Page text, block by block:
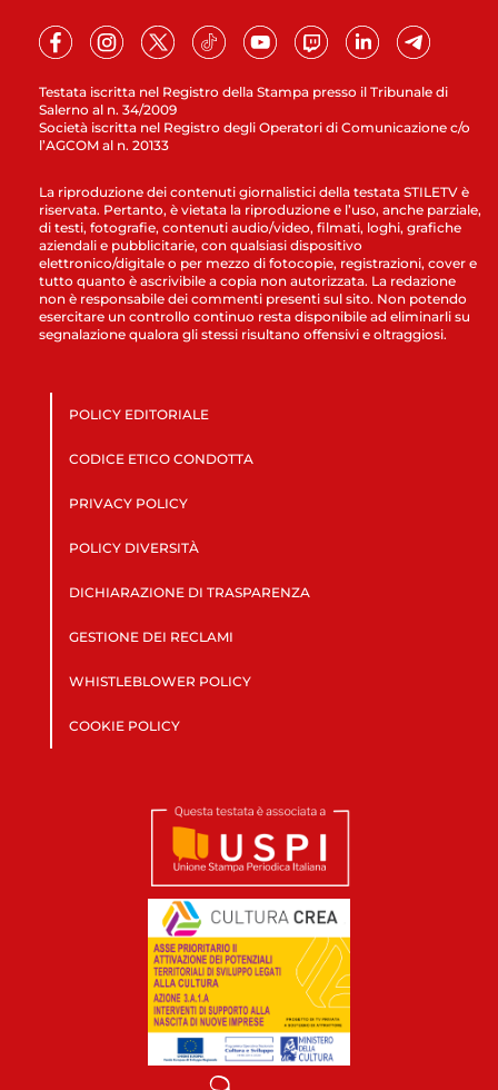
Testata iscritta nel Registro della Stampa presso il Tribunale di
Salerno al n. 34/2009
Società iscritta nel Registro degli Operatori di Comunicazione c/o
l’AGCOM al n. 20133
La riproduzione dei contenuti giornalistici della testata STILETV è
riservata. Pertanto, è vietata la riproduzione e l’uso, anche parziale,
di testi, fotografie, contenuti audio/video, filmati, loghi, grafiche
aziendali e pubblicitarie, con qualsiasi dispositivo
elettronico/digitale o per mezzo di fotocopie, registrazioni, cover e
tutto quanto è ascrivibile a copia non autorizzata. La redazione
non è responsabile dei commenti presenti sul sito. Non potendo
esercitare un controllo continuo resta disponibile ad eliminarli su
segnalazione qualora gli stessi risultano offensivi e oltraggiosi.
POLICY EDITORIALE
CODICE ETICO CONDOTTA
PRIVACY POLICY
POLICY DIVERSITÀ
DICHIARAZIONE DI TRASPARENZA
GESTIONE DEI RECLAMI
WHISTLEBLOWER POLICY
COOKIE POLICY